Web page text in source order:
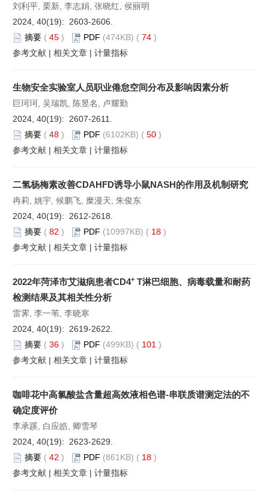
刘利平, 栗新, 李志娟, 张晓红, 侯丽明
2024, 40(19): 2603-2606.
摘要 ( 45 ) PDF (474KB) ( 74 )
参考文献 | 相关文章 | 计量指标
生物安全实验室人员职业倦怠空间分布及影响因素分析
巨珂珂, 吴瑞凯, 陈昱名, 卢耀勤
2024, 40(19): 2607-2611.
摘要 ( 48 ) PDF (6102KB) ( 50 )
参考文献 | 相关文章 | 计量指标
二氢杨梅素改善CDAHFD诱导小鼠NASH的作用及机制研究
冉莉, 姚宇, 候鹏飞, 糜漫天, 朱俊东
2024, 40(19): 2612-2618.
摘要 ( 82 ) PDF (10997KB) ( 18 )
参考文献 | 相关文章 | 计量指标
2022年菏泽市艾滋病患者CD4+ T淋巴细胞、病毒载量和耐药
检测结果及其相关性分析
雷霁, 李一苇, 李晓寒
2024, 40(19): 2619-2622.
摘要 ( 36 ) PDF (499KB) ( 101 )
参考文献 | 相关文章 | 计量指标
咖啡花中高氯酸盐含量超高效液相色谱-串联质谱测定法的不
确定度评价
李承蹊, 白应皓, 卿雪琴
2024, 40(19): 2623-2629.
摘要 ( 42 ) PDF (861KB) ( 18 )
参考文献 | 相关文章 | 计量指标